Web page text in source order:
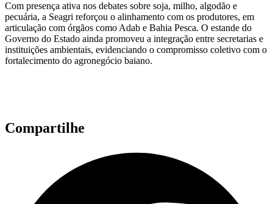
Com presença ativa nos debates sobre soja, milho, algodão e
pecuária, a Seagri reforçou o alinhamento com os produtores, em
articulação com órgãos como Adab e Bahia Pesca. O estande do
Governo do Estado ainda promoveu a integração entre secretarias e
instituições ambientais, evidenciando o compromisso coletivo com o
fortalecimento do agronegócio baiano.
Compartilhe